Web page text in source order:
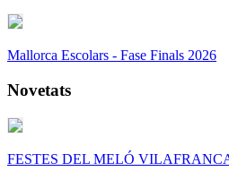
Mallorca Escolars - Fase Finals 2026
Novetats
FESTES DEL MELÓ